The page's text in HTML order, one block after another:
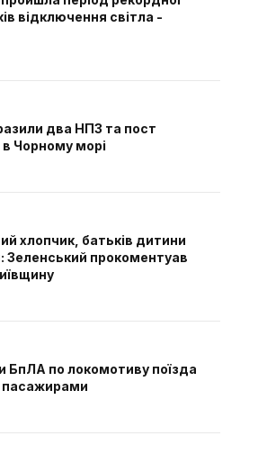
відключення світла -
два НПЗ та пост
Чорному морі
хлопчик, батьків дитини
Зеленський прокоментуав
БпЛА по локомотиву поїзда
пасажирами